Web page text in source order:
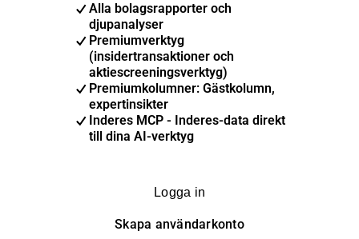
Alla bolagsrapporter och
djupanalyser
Premiumverktyg
(insidertransaktioner och
aktiescreeningsverktyg)
Premiumkolumner: Gästkolumn,
expertinsikter
Inderes MCP - Inderes-data direkt
till dina AI-verktyg
Logga in
Skapa användarkonto